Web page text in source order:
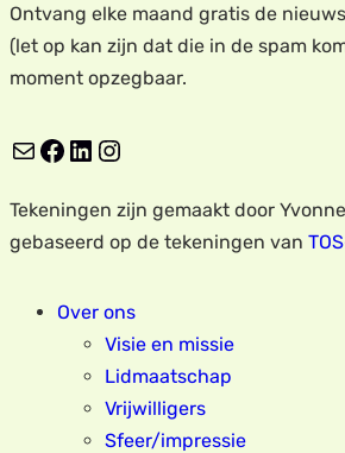
Ontvang elke maand gratis de
(let op kan zijn dat die in de spam
moment opzegbaar.
E-mail Facebook LinkedIn Instagram
Tekeningen zijn gemaakt door
gebaseerd op de tekeningen van
Over ons
Visie en missie
Lidmaatschap
Vrijwilligers
Sfeer/impressie